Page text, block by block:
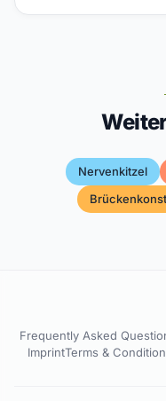
Nervenkitzel
Frequently Asked
ImprintTerms &